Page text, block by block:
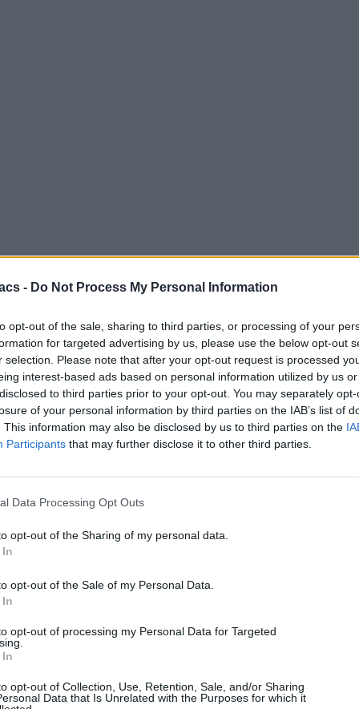
- Do Not Process My Personal Information
opt-out of the sale, sharing to third parties, or processing of your
for targeted advertising by us, please use the below opt-out
selection. Please note that after your opt-out request is processed
interest-based ads based on personal information utilized by us
to third parties prior to your opt-out. You may separately
of your personal information by third parties on the IAB’s list of
This information may also be disclosed by us to third parties on the
Participants that may further disclose it to other third parties.
Data Processing Opt Outs
opt-out of the Sharing of my personal data.
opt-out of the Sale of my Personal Data.
opt-out of processing my Personal Data for Targeted
opt-out of Collection, Use, Retention, Sale, and/or Sharing
Data that Is Unrelated with the Purposes for which it